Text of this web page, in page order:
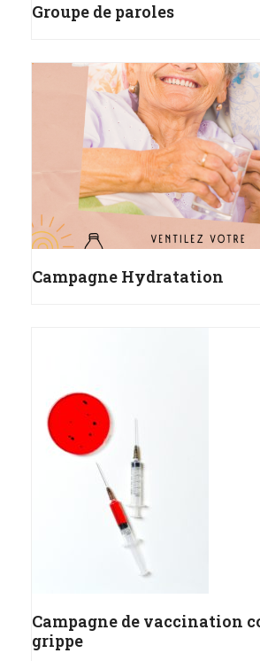
Groupe de paroles
Campagne Hydratation
Campagne de vaccination
grippe